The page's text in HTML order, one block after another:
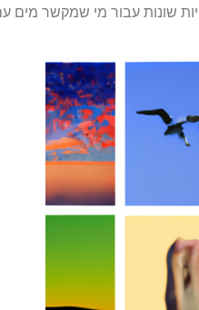
שונות עבור מי שמקשר מים